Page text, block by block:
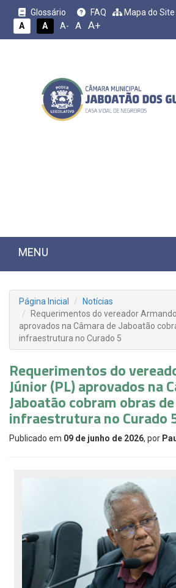
Glossário FAQ Mapa do Site
A
A A- A A+
MENU
Página Inicial
Notícias
Requerimentos do vereador
aprovados na Câmara de Jaboatão
infraestrutura no Curado 5
Requerimentos do
Júnior (PL) aprovados na
Jaboatão cobram obras de
infraestrutura no Curado
Publicado em 09 de junho de 2026, por